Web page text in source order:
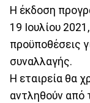
Η έκδοση
19 Ιουλίου
προϋποθέσεις
συναλλαγής.
Η εταιρεία θα
αντληθούν από